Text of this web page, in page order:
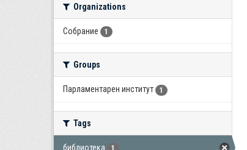
Organizations
Собрание 1
Groups
Парламентарен институт 1
Tags
библиотека 1